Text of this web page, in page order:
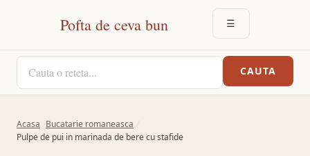
Pofta de ceva bun ☰DESCHIDE
CAUTA O RETETA
CAUTA
Acasa Bucatarie romaneasca
Pulpe de pui in marinada de bere cu stafide